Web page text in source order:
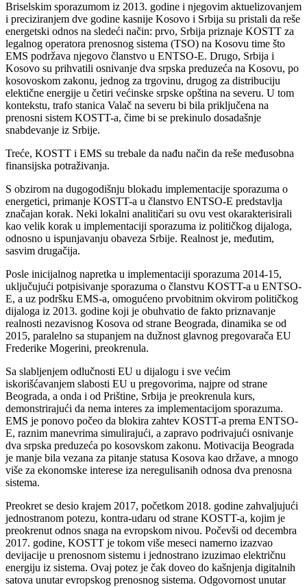
Briselskim sporazumom iz 2013. godine i njegovim aktuelizovanjem
i preciziranjem dve godine kasnije Kosovo i Srbija su pristali da reše
energetski odnos na sledeći način: prvo, Srbija priznaje KOSTT za
legalnog operatora prenosnog sistema (TSO) na Kosovu time što
EMS podržava njegovo članstvo u ENTSO-E. Drugo, Srbija i
Kosovo su prihvatili osnivanje dva srpska preduzeća na Kosovu, po
kosovoskom zakonu, jednog za trgovinu, drugog za distribuciju
elektične energije u četiri većinske srpske opština na severu. U tom
kontekstu, trafo stanica Valač na severu bi bila priključena na
prenosni sistem KOSTT-a, čime bi se prekinulo dosadašnje
snabdevanje iz Srbije.
Treće, KOSTT i EMS su trebale da nađu način da reše međusobna
finansijska potraživanja.
S obzirom na dugogodišnju blokadu implementacije sporazuma o
energetici, primanje KOSTT-a u članstvo ENTSO-E predstavlja
značajan korak. Neki lokalni analitičari su ovu vest okarakterisirali
kao velik korak u implementaciji sporazuma iz političkog dijaloga,
odnosno u ispunjavanju obaveza Srbije. Realnost je, međutim,
sasvim drugačija.
Posle inicijalnog napretka u implementaciji sporazuma 2014-15,
uključujući potpisivanje sporazuma o članstvu KOSTT-a u ENTSO-
E, a uz podršku EMS-a, omogućeno prvobitnim okvirom političkog
dijaloga iz 2013. godine koji je obuhvatio de fakto priznavanje
realnosti nezavisnog Kosova od strane Beograda, dinamika se od
2015, paralelno sa stupanjem na dužnost glavnog pregovarača EU
Frederike Mogerini, preokrenula.
Sa slabljenjem odlučnosti EU u dijalogu i sve većim
iskorišćavanjem slabosti EU u pregovorima, najpre od strane
Beograda, a onda i od Prištine, Srbija je preokrenula kurs,
demonstrirajući da nema interes za implementacijom sporazuma.
EMS je ponovo počeo da blokira zahtev KOSTT-a prema ENTSO-
E, raznim manevrima simulirajući, a zapravo podrivajući osnivanje
dva srpska preduzeća po kosovskom zakonu. Motivacija Beograda
je manje bila vezana za pitanje statusa Kosova kao države, a mnogo
više za ekonomske interese iza neregulisanih odnosa dva prenosna
sistema.
Preokret se desio krajem 2017, početkom 2018. godine zahvaljujući
jednostranom potezu, kontra-udaru od strane KOSTT-a, kojim je
preokrenut odnos snaga na evropskom nivou. Počevši od decembra
2017. godine, KOSTT je tokom više meseci namerno izazvao
devijacije u prenosnom sistemu i jednostrano izuzimao električnu
energiju iz sistema. Ovaj potez je čak doveo do kašnjenja digitalnih
satova unutar evropskog prenosnog sistema. Odgovornost unutar